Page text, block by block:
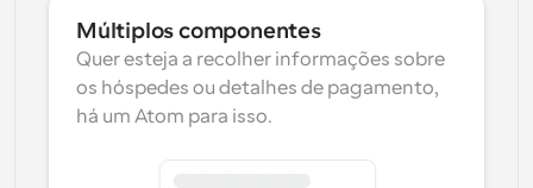
Múltiplos componentes
Quer esteja a recolher informações sobre
os hóspedes ou detalhes de pagamento,
há um Atom para isso.